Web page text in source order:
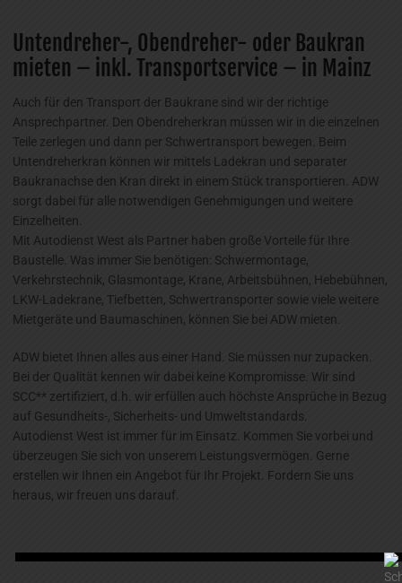
Untendreher-, Obendreher- oder Baukran
mieten – inkl. Transportservice – in Mainz
Auch für den Transport der Baukrane sind wir der richtige
Ansprechpartner. Den Obendreherkran müssen wir in die einzelnen
Teile zerlegen und dann per Schwertransport bewegen. Beim
Untendreherkran können wir mittels Ladekran und separater
Baukranachse den Kran direkt in einem Stück transportieren. ADW
sorgt dabei für alle notwendigen Genehmigungen und weitere
Einzelheiten.
Mit Autodienst West als Partner haben große Vorteile für Ihre
Baustelle. Was immer Sie benötigen: Schwermontage,
Verkehrstechnik, Glasmontage, Krane, Arbeitsbühnen, Hebebühnen,
LKW-Ladekrane, Tiefbetten, Schwertransporter sowie viele weitere
Mietgeräte und Baumaschinen, können Sie bei ADW mieten.
ADW bietet Ihnen alles aus einer Hand. Sie müssen nur zupacken.
Bei der Qualität kennen wir dabei keine Kompromisse. Wir sind
SCC** zertifiziert, d.h. wir erfüllen auch höchste Ansprüche in Bezug
auf Gesundheits-, Sicherheits- und Umweltstandards.
Autodienst West ist immer für im Einsatz. Kommen Sie vorbei und
überzeugen Sie sich von unserem Leistungsvermögen. Gerne
erstellen wir Ihnen ein Angebot für Ihr Projekt. Fordern Sie uns
heraus, wir freuen uns darauf.